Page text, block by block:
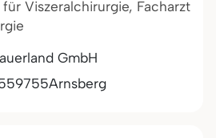
Viszeralchirurgie, Facharzt
GmbH
59755Arnsberg